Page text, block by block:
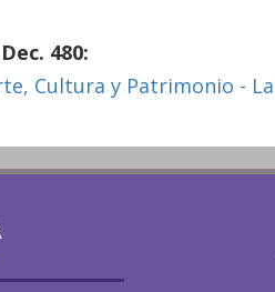
480:
Cultura y Patrimonio -